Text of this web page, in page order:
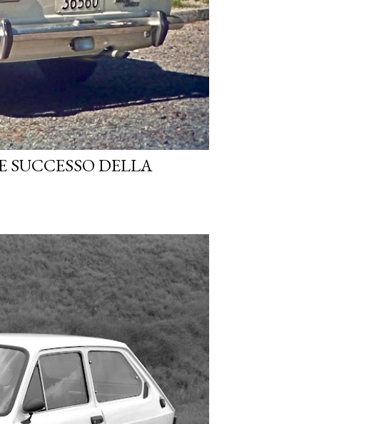
SUCCESSO DELLA